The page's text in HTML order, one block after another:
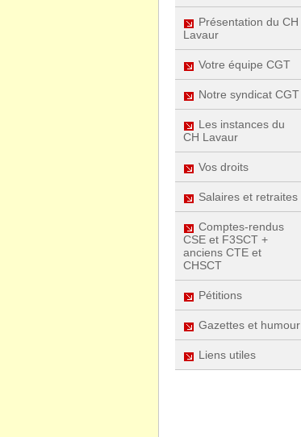
Présentation du CH
Lavaur
Votre équipe CGT
Notre syndicat CGT
Les instances du
CH Lavaur
Vos droits
Salaires et retraites
Comptes-rendus
CSE et F3SCT +
anciens CTE et
CHSCT
Pétitions
Gazettes et humour
Liens utiles